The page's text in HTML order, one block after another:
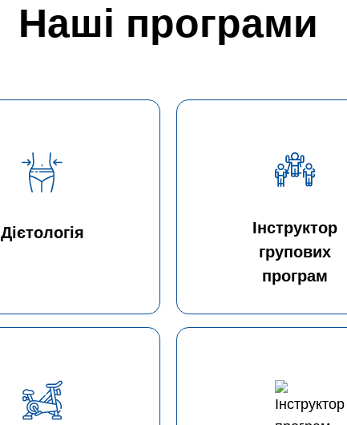
Наші програми
Дієтологія
Інструктор
групових
програм